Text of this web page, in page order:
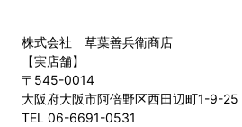
株式会社 草葉善兵衛商店
【実店舗】
〒545-0014
大阪府大阪市阿倍野区西田辺町1-9-25
TEL 06-6691-0531